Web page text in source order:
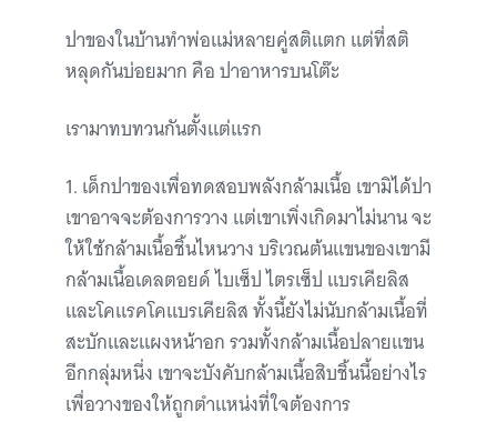
ปาของในบ้านทำพ่อแม่หลายคู่สติแตก แต่ที่สติ
หลุดกันบ่อยมาก คือ ปาอาหารบนโต๊ะ
เรามาทบทวนกันตั้งแต่แรก
1. เด็กปาของเพื่อทดสอบพลังกล้ามเนื้อ เขามิได้ปา
เขาอาจจะต้องการวาง แต่เขาเพิ่งเกิดมาไม่นาน จะ
ให้ใช้กล้ามเนื้อชิ้นไหนวาง บริเวณต้นแขนของเขามี
กล้ามเนื้อเดลตอยด์ ไบเซ็ป ไตรเซ็ป แบรเคียลิส
และโคแรคโคแบรเคียลิส ทั้งนี้ยังไม่นับกล้ามเนื้อที่
สะบักและแผงหน้าอก รวมทั้งกล้ามเนื้อปลายแขน
อีกกลุ่มหนึ่ง เขาจะบังคับกล้ามเนื้อสิบชิ้นนี้อย่างไร
เพื่อวางของให้ถูกตำแหน่งที่ใจต้องการ